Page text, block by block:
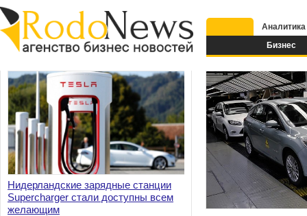
Бизнес
Аналитика
Нидерландские зарядные станции
Supercharger стали доступны всем
желающим